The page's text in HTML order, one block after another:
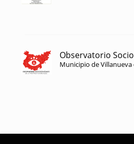
Observatorio
Municipio de Villanueva